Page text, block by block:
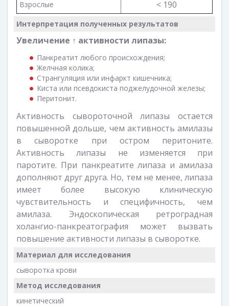
Взрослые < 190
Интерпретация полученных результатов
Увеличение ↑ активности липазы:
Панкреатит любого происхождения;
Желчная колика;
Странгуляция или инфаркт кишечника;
Киста или псевдокиста поджелудочной железы;
Перитонит.
Активность сывороточной липазы остается
повышенной дольше, чем активность амилазы
в сыворотке при остром перитоните.
Активность липазы не изменяется при
паротите. При панкреатите липаза и амилаза
дополняют друг друга. Но, тем не менее, липаза
имеет более высокую клиническую
чувствительность и специфичность, чем
амилаза. Эндоскопическая ретроградная
холангио-панкреатография может вызвать
повышение активности липазы в сыворотке.
Материал для исследования
сыворотка крови
Метод исследования
кинетический